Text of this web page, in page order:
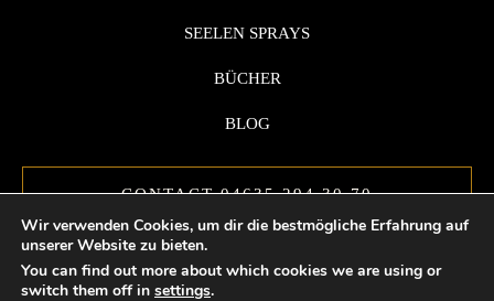
SEELEN SPRAYS
BÜCHER
BLOG
CONTACT 04635 294 30 70
Wir verwenden Cookies, um dir die bestmögliche Erfahrung auf
unserer Website zu bieten.
You can find out more about which cookies we are using or
switch them off in settings.